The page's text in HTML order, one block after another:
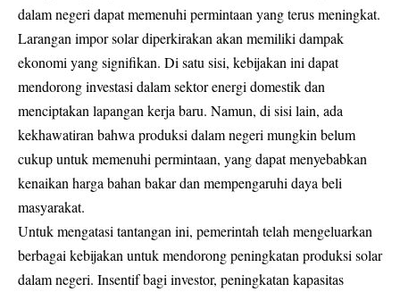
dalam negeri dapat memenuhi permintaan yang terus meningkat.
Larangan impor solar diperkirakan akan memiliki dampak
ekonomi yang signifikan. Di satu sisi, kebijakan ini dapat
mendorong investasi dalam sektor energi domestik dan
menciptakan lapangan kerja baru. Namun, di sisi lain, ada
kekhawatiran bahwa produksi dalam negeri mungkin belum
cukup untuk memenuhi permintaan, yang dapat menyebabkan
kenaikan harga bahan bakar dan mempengaruhi daya beli
masyarakat.
Untuk mengatasi tantangan ini, pemerintah telah mengeluarkan
berbagai kebijakan untuk mendorong peningkatan produksi solar
dalam negeri. Insentif bagi investor, peningkatan kapasitas